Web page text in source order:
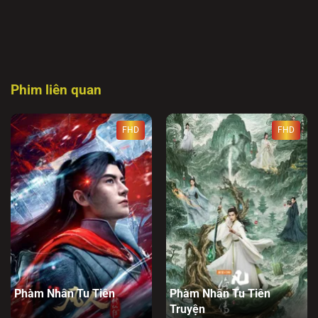
Phim liên quan
FHD
Phàm Nhân Tu Tiên
FHD
Phàm Nhân Tu Tiên
Truyện